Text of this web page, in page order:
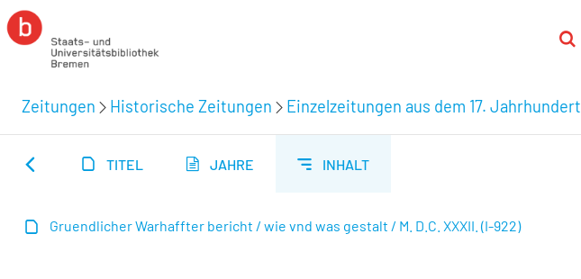
Zeitungen Historische Zeitungen Einzelzeitungen aus dem 17. Jahrhundert
TITEL JAHRE INHALT
Gruendlicher Warhaffter bericht / wie vnd was gestalt / M. D.C. XXXII. (I-922)